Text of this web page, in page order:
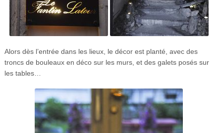
Alors dès l’entrée dans les lieux, le décor est planté, avec des
troncs de bouleaux en déco sur les murs, et des galets posés sur
les tables…